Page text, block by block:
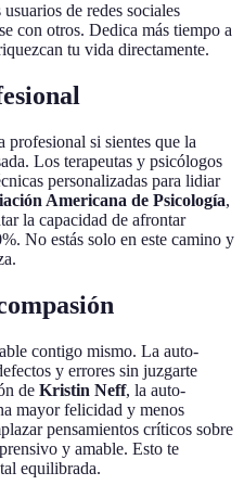
de redes sociales
con otros. Dedica más tiempo a
tu vida directamente.
profesional si sientes que la
Los terapeutas y psicólogos
personalizadas para lidiar
Americana de Psicología,
la capacidad de afrontar
No estás solo en este camino y
contigo mismo. La auto-
y errores sin juzgarte
de Kristin Neff, la auto-
mayor felicidad y menos
pensamientos críticos sobre
y amable. Esto te
equilibrada.